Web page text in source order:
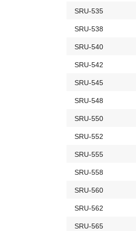
SRU-535
SRU-538
SRU-540
SRU-542
SRU-545
SRU-548
SRU-550
SRU-552
SRU-555
SRU-558
SRU-560
SRU-562
SRU-565